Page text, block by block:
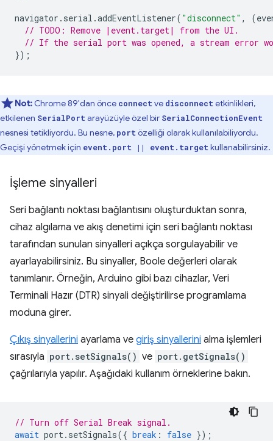
navigator . serial .addEventListener( "disconnect" , (
// TODO: Remove |event.target| from the UI.
// If the serial port was opened, a stream error
});
Not: Chrome 89'dan önce connect ve disconnect etkinlikleri,
etkilenen SerialPort arayüzüyle özel bir SerialConnectionEvent
nesnesi tetikliyordu. Bu nesne, port özelliği olarak kullanılabiliyordu.
Geçişi yönetmek için event.port || event.target kullanabilirsiniz.
İşleme sinyalleri
Seri bağlantı noktası bağlantısını oluşturduktan sonra,
cihaz algılama ve akış denetimi için seri bağlantı noktası
tarafından sunulan sinyalleri açıkça sorgulayabilir ve
ayarlayabilirsiniz. Bu sinyaller, Boole değerleri olarak
tanımlanır. Örneğin, Arduino gibi bazı cihazlar, Veri
Terminali Hazır (DTR) sinyali değiştirilirse programlama
moduna girer.
Çıkış sinyallerini ayarlama ve giriş sinyallerini alma işlemleri
sırasıyla port.setSignals() ve port.getSignals()
çağrılarıyla yapılır. Aşağıdaki kullanım örneklerine bakın.
// Turn off Serial Break signal.
await port. setSignals({ break : false });